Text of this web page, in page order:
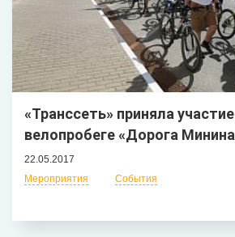
«Транссеть» приняла
велопробеге «Дорога
22.05.2017
Мероприятия
События